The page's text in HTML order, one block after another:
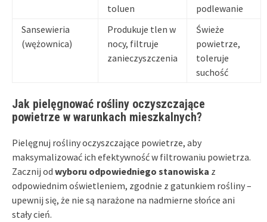
toluen
podlewanie
Sansewieria
(wężownica)
Produkuje tlen w
nocy, filtruje
zanieczyszczenia
Świeże
powietrze,
toleruje
suchość
Jak pielęgnować rośliny oczyszczające
powietrze w warunkach mieszkalnych?
Pielęgnuj rośliny oczyszczające powietrze, aby
maksymalizować ich efektywność w filtrowaniu powietrza.
Zacznij od wyboru odpowiedniego stanowiska z
odpowiednim oświetleniem, zgodnie z gatunkiem rośliny –
upewnij się, że nie są narażone na nadmierne słońce ani
stały cień.